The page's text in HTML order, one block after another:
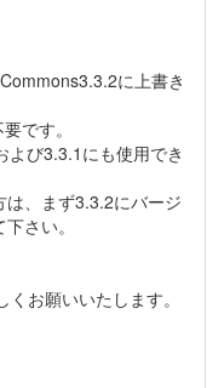
に上書き
です。
び3.3.1にも使用でき
、まず3.3.2にバージ
さい。
お願いいたします。